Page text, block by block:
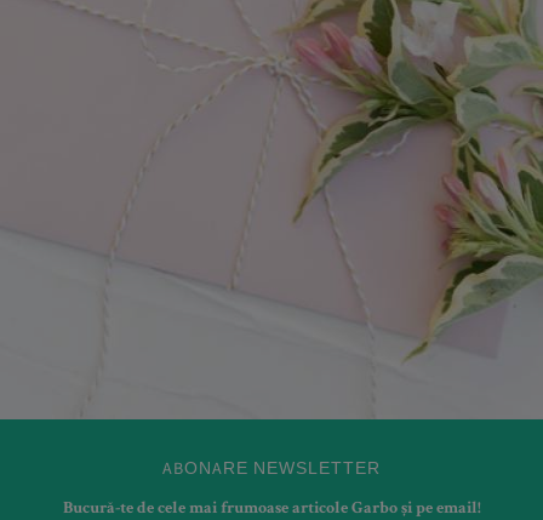
ABONARE NEWSLETTER
Bucură-te de cele mai frumoase articole Garbo și pe email!